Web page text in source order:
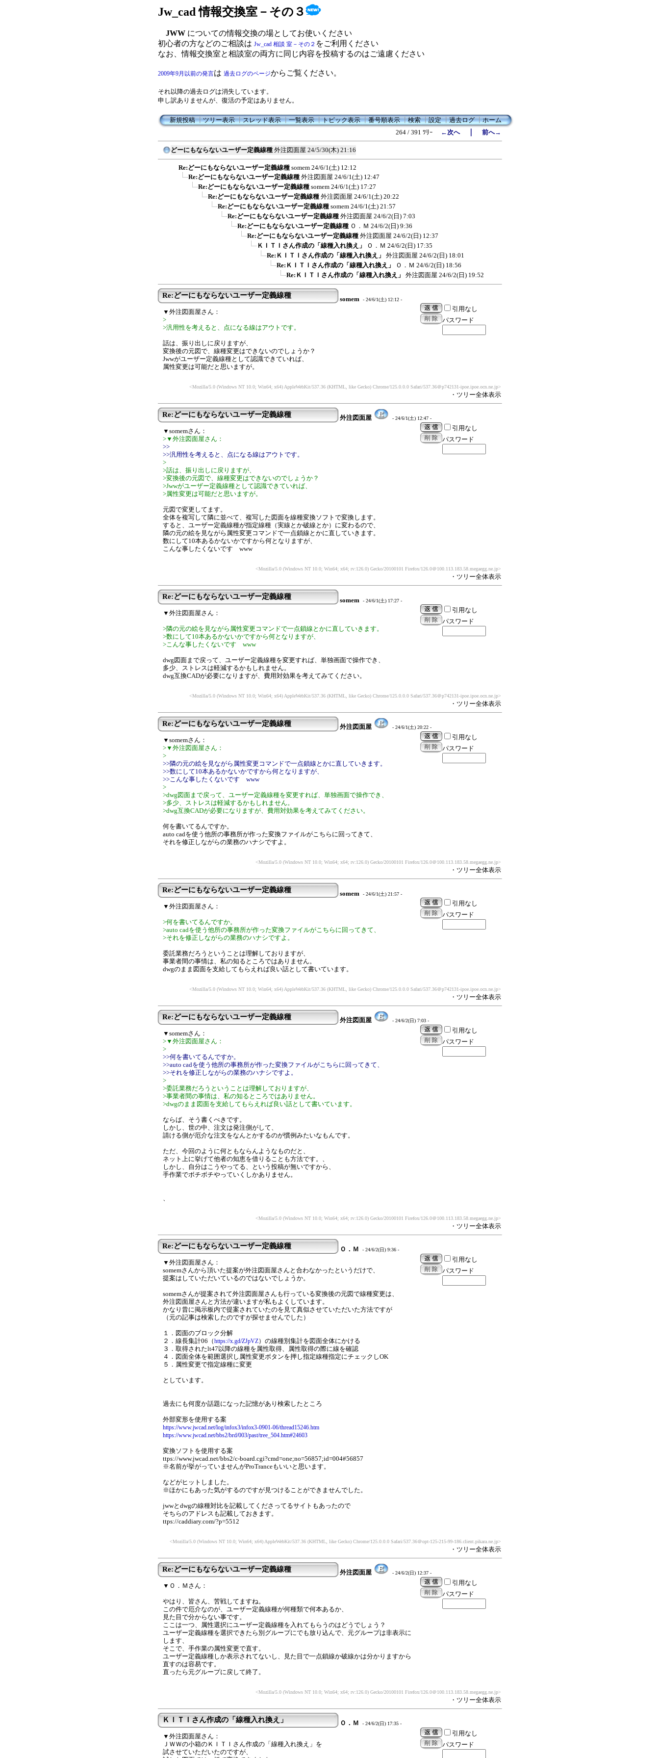
Jw_cad 情報交換室－その３
JWW についての情報交換の場としてお使いください
初心者の方などのご相談は Jw_cad 相談 室－その２ をご利用ください
なお、情報交換室と相談室の両方に同じ内容を投稿するのはご遠慮ください
2009年9月以前の発言は 過去ログのページからご覧ください。
それ以降の過去ログは消失しています。
申し訳ありませんが、復活の予定はありません。
新規投稿┃ツリー表示┃スレッド表示┃一覧表示┃トピック表示┃番号順表示┃検索┃設定┃過去ログ┃ホーム
264 / 391 ﾂﾘｰ
←次へ｜ 前へ→
どーにもならないユーザー定義線種 外注図面屋 24/5/30(木) 21:16
Re:どーにもならないユーザー定義線種 somem 24/6/1(土) 12:12
Re:どーにもならないユーザー定義線種 外注図面屋 24/6/1(土) 12:47
Re:どーにもならないユーザー定義線種 somem 24/6/1(土) 17:27
Re:どーにもならないユーザー定義線種 外注図面屋 24/6/1(土) 20:22
Re:どーにもならないユーザー定義線種 somem 24/6/1(土) 21:57
Re:どーにもならないユーザー定義線種 外注図面屋 24/6/2(日) 7:03
Re:どーにもならないユーザー定義線種 Ｏ．Ｍ 24/6/2(日) 9:36
Re:どーにもならないユーザー定義線種 外注図面屋 24/6/2(日) 12:37
ＫＩＴＩさん作成の「線種入れ換え」
Ｏ．Ｍ 24/6/2(日) 17:35
Re:ＫＩＴＩさん作成の「線種入れ換え」
外注図面屋 24/6/2(日) 18:01
Re:ＫＩＴＩさん作成の「線種入れ換え」
Ｏ．Ｍ 24/6/2(日) 18:56
Re:ＫＩＴＩさん作成の「線種入れ換え」
外注図面屋 24/6/2(日) 19:52
Re:どーにもならないユーザー定義線種 somem - 24/6/1(土) 12:12 -
▼外注図面屋さん：
>
>汎用性を考えると、点になる線はアウトです。
話は、振り出しに戻りますが、
変換後の元図で、線種変更はできないのでしょうか？
Jwwがユーザー定義線種として認識できていれば、
属性変更は可能だと思いますが。
引用なし
パスワード
<Mozilla/5.0 (Windows NT 10.0; Win64; x64) AppleWebKit/537.36 (KHTML, like Gecko) Chrome/125.0.0.0 Safari/537.36＠p742131-ipoe.ipoe.ocn.ne.jp>
・ツリー全体表示
Re:どーにもならないユーザー定義線種 外注図面屋 - 24/6/1(土) 12:47 -
▼somemさん：
>▼外注図面屋さん：
>>
>>汎用性を考えると、点になる線はアウトです。
>
>話は、振り出しに戻りますが、
>変換後の元図で、線種変更はできないのでしょうか？
>Jwwがユーザー定義線種として認識できていれば、
>属性変更は可能だと思いますが。
元図で変更してます。
全体を複写して隣に並べて、複写した図面を線種変換ソフトで変換します。
すると、ユーザー定義線種が指定線種（実線とか破線とか）に変わるので、
隣の元の絵を見ながら属性変更コマンドで一点鎖線とかに直していきます。
数にして10本あるかないかですから何となりますが、
こんな事したくないです www
引用なし
パスワード
<Mozilla/5.0 (Windows NT 10.0; Win64; x64; rv:126.0) Gecko/20100101 Firefox/126.0＠100.113.183.58.megaegg.ne.jp>
・ツリー全体表示
Re:どーにもならないユーザー定義線種 somem - 24/6/1(土) 17:27 -
▼外注図面屋さん：
>隣の元の絵を見ながら属性変更コマンドで一点鎖線とかに直していきます。
>数にして10本あるかないかですから何となりますが、
>こんな事したくないです www
dwg図面まで戻って、ユーザー定義線種を変更すれば、単独画面で操作でき、
多少、ストレスは軽減するかもしれません。
dwg互換CADが必要になりますが、費用対効果を考えてみてください。
引用なし
パスワード
<Mozilla/5.0 (Windows NT 10.0; Win64; x64) AppleWebKit/537.36 (KHTML, like Gecko) Chrome/125.0.0.0 Safari/537.36＠p742131-ipoe.ipoe.ocn.ne.jp>
・ツリー全体表示
Re:どーにもならないユーザー定義線種 外注図面屋 - 24/6/1(土) 20:22 -
▼somemさん：
>▼外注図面屋さん：
>
>>隣の元の絵を見ながら属性変更コマンドで一点鎖線とかに直していきます。
>>数にして10本あるかないかですから何となりますが、
>>こんな事したくないです www
>
>dwg図面まで戻って、ユーザー定義線種を変更すれば、単独画面で操作でき、
>多少、ストレスは軽減するかもしれません。
>dwg互換CADが必要になりますが、費用対効果を考えてみてください。
何を書いてるんですか。
auto cadを使う他所の事務所が作った変換ファイルがこちらに回ってきて、
それを修正しながらの業務のハナシですよ。
引用なし
パスワード
<Mozilla/5.0 (Windows NT 10.0; Win64; x64; rv:126.0) Gecko/20100101 Firefox/126.0＠100.113.183.58.megaegg.ne.jp>
・ツリー全体表示
Re:どーにもならないユーザー定義線種 somem - 24/6/1(土) 21:57 -
▼外注図面屋さん：
>何を書いてるんですか。
>auto cadを使う他所の事務所が作った変換ファイルがこちらに回ってきて、
>それを修正しながらの業務のハナシですよ。
委託業務だろうということは理解しておりますが、
事業者間の事情は、私の知るところではありません。
dwgのまま図面を支給してもらえれば良い話として書いています。
引用なし
パスワード
<Mozilla/5.0 (Windows NT 10.0; Win64; x64) AppleWebKit/537.36 (KHTML, like Gecko) Chrome/125.0.0.0 Safari/537.36＠p742131-ipoe.ipoe.ocn.ne.jp>
・ツリー全体表示
Re:どーにもならないユーザー定義線種 外注図面屋 - 24/6/2(日) 7:03 -
▼somemさん：
>▼外注図面屋さん：
>
>>何を書いてるんですか。
>>auto cadを使う他所の事務所が作った変換ファイルがこちらに回ってきて、
>>それを修正しながらの業務のハナシですよ。
>
>委託業務だろうということは理解しておりますが、
>事業者間の事情は、私の知るところではありません。
>dwgのまま図面を支給してもらえれば良い話として書いています。
ならば、そう書くべきです。
しかし、世の中、注文は発注側がして、
請ける側が厄介な注文をなんとかするのが慣例みたいなもんです。
ただ、今回のように何ともならんようなものだと、
ネット上に挙げて他者の知恵を借りることも方法です。、
しかし、自分はこうやってる、という投稿が無いですから、
手作業でボチボチやっていくしかありません。
、
引用なし
パスワード
<Mozilla/5.0 (Windows NT 10.0; Win64; x64; rv:126.0) Gecko/20100101 Firefox/126.0＠100.113.183.58.megaegg.ne.jp>
・ツリー全体表示
Re:どーにもならないユーザー定義線種 Ｏ．Ｍ - 24/6/2(日) 9:36 -
▼外注図面屋さん：
somemさんから頂いた提案が外注図面屋さんと合わなかったというだけで、
提案はしていただいているのではないでしょうか。
somemさんが提案されて外注図面屋さんも行っている変換後の元図で線種変更は、
外注図面屋さんと方法が違いますが私もよくしています。
かなり昔に掲示板内で提案されていたのを見て真似させていただいた方法ですが
（元の記事は検索したのですが探せませんでした）
１．図面のブロック分解
２．線長集計06（https://x.gd/ZJpVZ）の線種別集計を図面全体にかける
３．取得されたlt47以降の線種を属性取得、属性取得の際に線を確認
４．図面全体を範囲選択し属性変更ボタンを押し指定線種指定にチェックしOK
５．属性変更で指定線種に変更
としています。
過去にも何度か話題になった記憶があり検索したところ
外部変形を使用する案
https://www.jwcad.net/log/infox3/infox3-0901-06/thread15246.htm
https://www.jwcad.net/bbs2/brd/003/past/tree_504.htm#24603
変換ソフトを使用する案
ttps://www.jwcad.net/bbs2/c-board.cgi?cmd=one;no=56857;id=004#56857
※名前が挙がっていませんがProTranceもいいと思います。
などがヒットしました。
※ほかにもあった気がするのですが見つけることができませんでした。
jwwとdwgの線種対比を記載してくださってるサイトもあったので
そちらのアドレスも記載しておきます。
ttps://caddiary.com/?p=5512
引用なし
パスワード
<Mozilla/5.0 (Windows NT 10.0; Win64; x64) AppleWebKit/537.36 (KHTML, like Gecko) Chrome/125.0.0.0 Safari/537.36＠opt-125-215-99-186.client.pikara.ne.jp>
・ツリー全体表示
Re:どーにもならないユーザー定義線種 外注図面屋 - 24/6/2(日) 12:37 -
▼Ｏ．Ｍさん：
やはり、皆さん、苦戦してますね。
この件で厄介なのが、ユーザー定義線種が何種類で何本あるか、
見た目で分からない事です。
ここは一つ、属性選択にユーザー定義線種を入れてもらうのはどうでしょう？
ユーザー定義線種を選択できたら別グループにでも放り込んで、元グループは非表示に
します、
そこで、手作業の属性変更で直す。
ユーザー定義線種しか表示されてないし、見た目で一点鎖線か破線かは分かりますから
直すのは容易です。
直ったら元グループに戻して終了。
引用なし
パスワード
<Mozilla/5.0 (Windows NT 10.0; Win64; x64; rv:126.0) Gecko/20100101 Firefox/126.0＠100.113.183.58.megaegg.ne.jp>
・ツリー全体表示
ＫＩＴＩさん作成の「線種入れ換え」 Ｏ．Ｍ - 24/6/2(日) 17:35 -
▼外注図面屋さん：
ＪＷＷの小箱のＫＩＴＩさん作成の「線種入れ換え」を
試させていただいたのですが、
引用なし
パスワード